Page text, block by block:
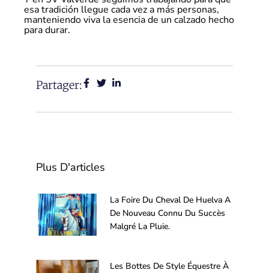
esa tradición llegue cada vez a más personas,
manteniendo viva la esencia de un calzado hecho
para durar.
Partager:
Plus D'articles
La Foire Du Cheval De Huelva A
De Nouveau Connu Du Succès
Malgré La Pluie.
Les Bottes De Style Équestre À